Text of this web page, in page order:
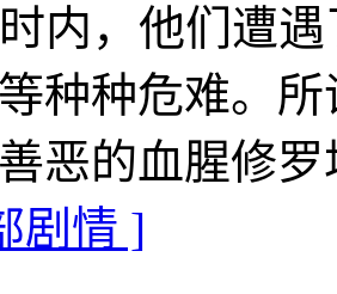
内，他们遭
种种危难。
恶的血腥修
剧情 ]